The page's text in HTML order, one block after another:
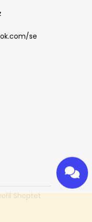
se
Shoptet
Odeslat